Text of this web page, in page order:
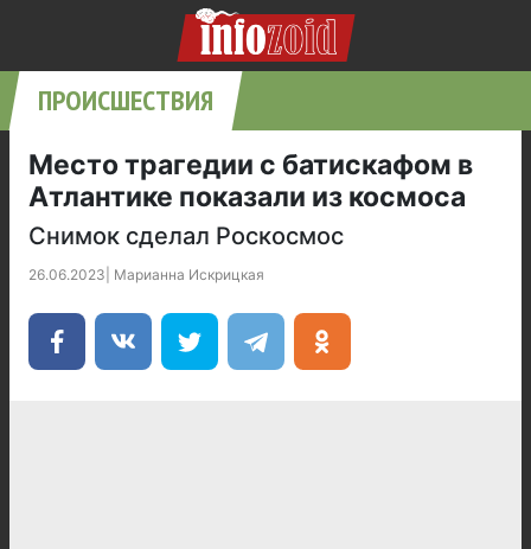
ПРОИСШЕСТВИЯ
Место трагедии с батискафом в
Атлантике показали из космоса
Снимок сделал Роскосмос
26.06.2023 Марианна Искрицкая